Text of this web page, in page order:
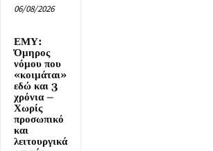
06/08/2026
ΕΜΥ:
Όμηρος
νόμου που
«κοιμάται»
εδώ και 3
χρόνια –
Χωρίς
προσωπικό
και
λειτουργικά